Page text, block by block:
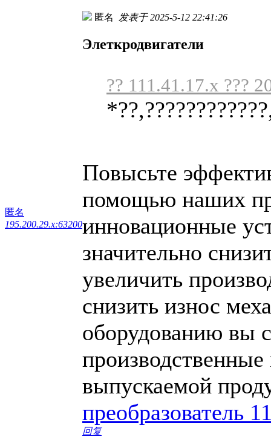
匿名
195.200.29.x:63200
匿名 发表于 2025-5-12 22:41:26
Элеткродвигатели
?? 111.41.17.x ???
Повысьте
помощью наших
инновационные
значительно
увеличить
снизить износ
оборудованию вы
выпускаемой
преобразователь
回复